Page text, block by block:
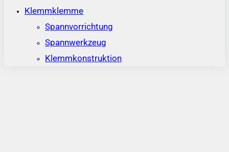
Klemmklemme
Spannvorrichtung
Spannwerkzeug
Klemmkonstruktion